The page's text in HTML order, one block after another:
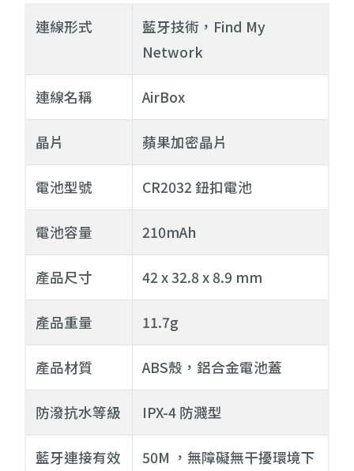
連線形式
藍牙技術，Find My
Network
連線名稱 AirBox
晶片 蘋果加密晶片
電池型號 CR2032 鈕扣電池
電池容量 210mAh
產品尺寸 42 x 32.8 x 8.9 mm
產品重量 11.7g
產品材質 ABS殼，鋁合金電池蓋
防潑抗水等級 IPX-4 防濺型
藍牙連接有效
50M ，無障礙無干擾環境下